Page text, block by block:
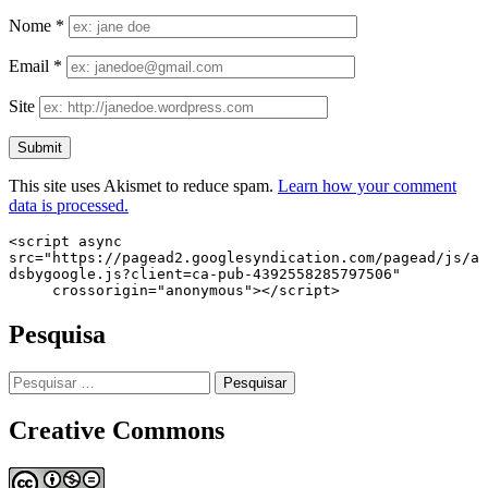
Nome *
Email *
Site
This site uses Akismet to reduce spam. Learn how your comment
data is processed.
<script async
src="https://pagead2.googlesyndication.com/pagead/js/a
dsbygoogle.js?client=ca-pub-4392558285797506"
     crossorigin="anonymous"></script>
Pesquisa
Pesquisar
por:
Creative Commons